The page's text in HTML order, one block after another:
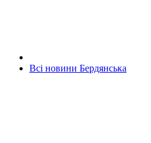
Всі новини Бердянська